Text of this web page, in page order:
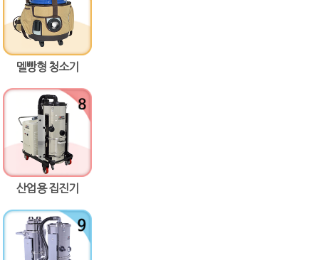
멜빵형 청소기
산업용 집진기